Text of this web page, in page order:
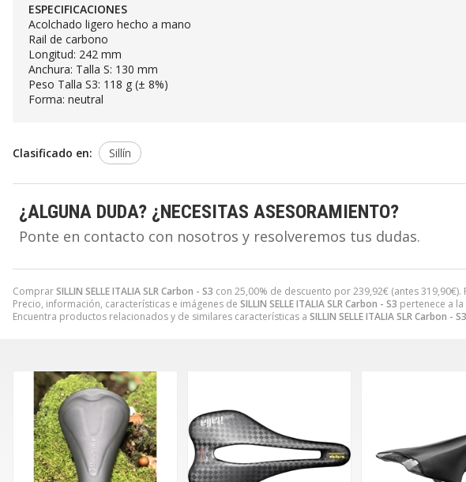
ComprarSILLIN SELLE ITALIA SLR Carbon - S3 con 25,00% de descuento por239,92€ (antes319,90€).
Precio, información, características e imágenes de SILLIN SELLE ITALIA SLR Carbon - S3 pertenece a
Encuentra productos relacionados y de similares características a SILLIN SELLE ITALIA SLR Carbon - S3
ESPECIFICACIONES
Acolchado ligero hecho a mano
Rail de carbono
Longitud: 242 mm
Anchura: Talla S: 130 mm
Peso Talla S3: 118 g (± 8%)
Forma: neutral
Clasificado en: Sillín
¿ALGUNA DUDA? ¿NECESITAS ASESORAMIENTO?
Ponte en contacto con nosotros y resolveremos tus dudas.